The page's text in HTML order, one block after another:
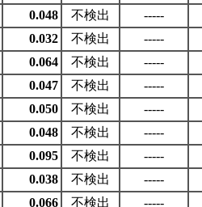
0.048 不検出
-----
0.032 不検出
-----
0.064 不検出
-----
0.047 不検出
-----
0.050 不検出
-----
0.048 不検出
-----
0.095 不検出
-----
0.038 不検出
-----
0.066 不検出
-----